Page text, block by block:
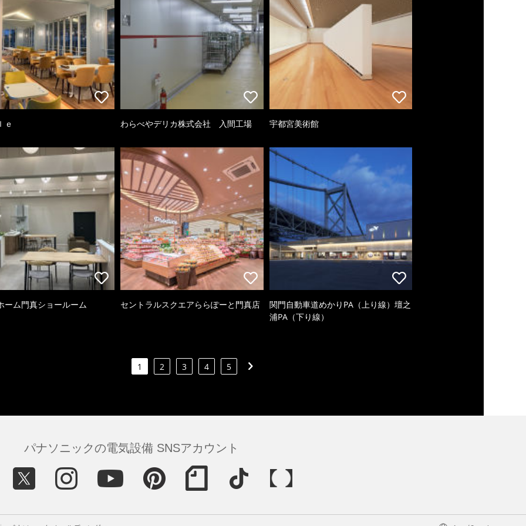
ｅ わらべやデリカ株式会社 入間工場 宇都宮美術館
ーム門真ショールーム セントラルスクエアららぽーと門真店
関門自動車道めかりPA（上り線）壇之
浦PA（下り線）
1 2 3 4 5
パナソニックの電気設備 SNSアカウント